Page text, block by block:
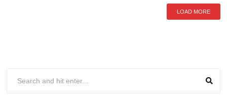
LOAD MORE